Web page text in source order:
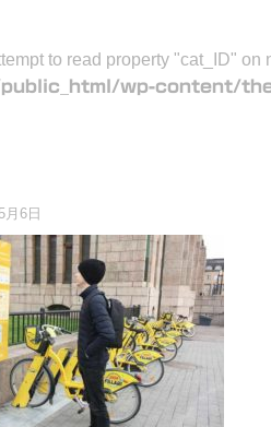
to read property "cat_ID" on
wp-content/
月6日